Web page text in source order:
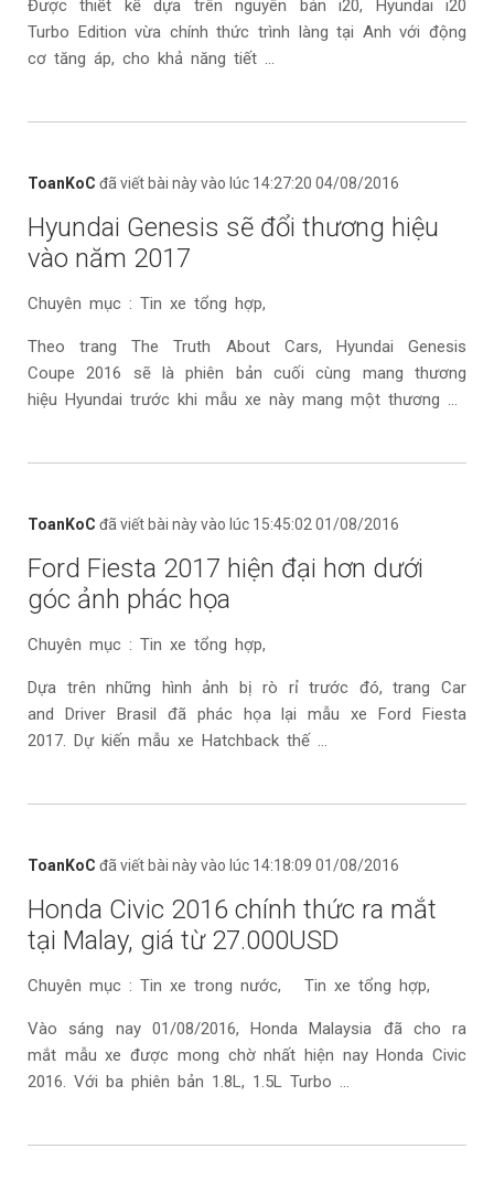
Được thiết kế dựa trên nguyên bản i20, Hyundai i20
Turbo Edition vừa chính thức trình làng tại Anh với động
cơ tăng áp, cho khả năng tiết ...
ToanKoC đã viết bài này vào lúc 14:27:20 04/08/2016
Hyundai Genesis sẽ đổi thương hiệu
vào năm 2017
Chuyên mục : Tin xe tổng hợp,
Theo trang The Truth About Cars, Hyundai Genesis
Coupe 2016 sẽ là phiên bản cuối cùng mang thương
hiệu Hyundai trước khi mẫu xe này mang một thương ...
ToanKoC đã viết bài này vào lúc 15:45:02 01/08/2016
Ford Fiesta 2017 hiện đại hơn dưới
góc ảnh phác họa
Chuyên mục : Tin xe tổng hợp,
Dựa trên những hình ảnh bị rò rỉ trước đó, trang Car
and Driver Brasil đã phác họa lại mẫu xe Ford Fiesta
2017. Dự kiến mẫu xe Hatchback thế ...
ToanKoC đã viết bài này vào lúc 14:18:09 01/08/2016
Honda Civic 2016 chính thức ra mắt
tại Malay, giá từ 27.000USD
Chuyên mục : Tin xe trong nước, Tin xe tổng hợp,
Vào sáng nay 01/08/2016, Honda Malaysia đã cho ra
mắt mẫu xe được mong chờ nhất hiện nay Honda Civic
2016. Với ba phiên bản 1.8L, 1.5L Turbo ...